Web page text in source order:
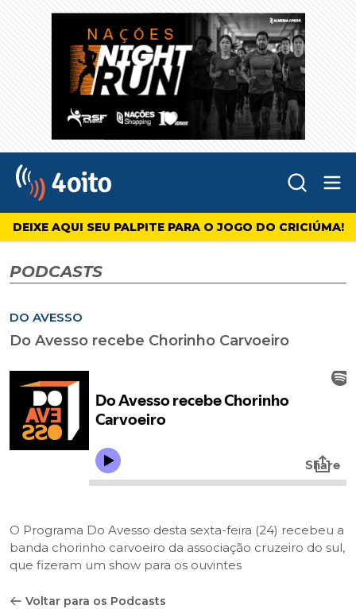
4oito
DEIXE AQUI SEU PALPITE PARA O JOGO DO CRICIÚMA!
PODCASTS
DO AVESSO
Do Avesso recebe Chorinho Carvoeiro
O Programa Do Avesso desta sexta-feira (24) recebeu a
banda chorinho carvoeiro da associação cruzeiro do sul,
que fizeram um show para os ouvintes
Voltar para os Podcasts